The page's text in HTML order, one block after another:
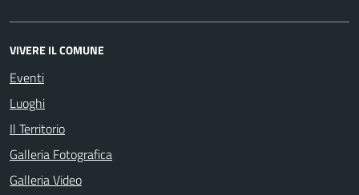
VIVERE IL COMUNE
Eventi
Luoghi
Il Territorio
Galleria Fotografica
Galleria Video